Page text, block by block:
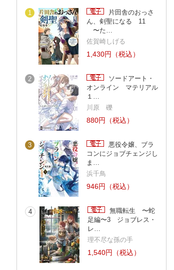
1
片田舎のおっさ
ん、剣聖になる 11
〜た…
佐賀崎しげる
1,430円（税込）
2
ソードアート・
オンライン マテリアル
１…
川原 礫
880円（税込）
3
悪役令嬢、ブラ
コンにジョブチェンジし
ま…
浜千鳥
946円（税込）
4
無職転生 〜蛇
足編〜3 ジョブレス・
レ…
理不尽な孫の手
1,540円（税込）